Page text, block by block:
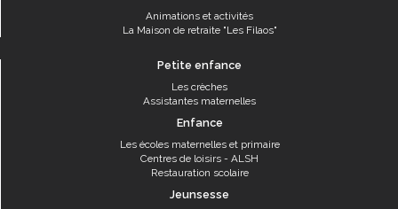
Animations et activités
La Maison de retraite "Les Filaos"
Petite enfance
Les crèches
Assistantes maternelles
Enfance
Les écoles maternelles et primaire
Centres de loisirs - ALSH
Restauration scolaire
Jeunsesse